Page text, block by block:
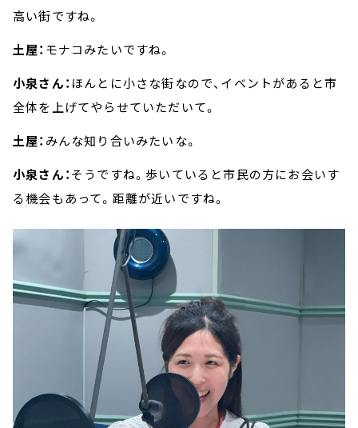
高い街ですね。
土屋： モナコみたいですね。
小泉さん：ほんとに小さな街なので、イベントがあると市
全体を上げてやらせていただいて。
土屋： みんな知り合いみたいな。
小泉さん：そうですね。歩いていると市民の方にお会いす
る機会もあって。距離が近いですね。